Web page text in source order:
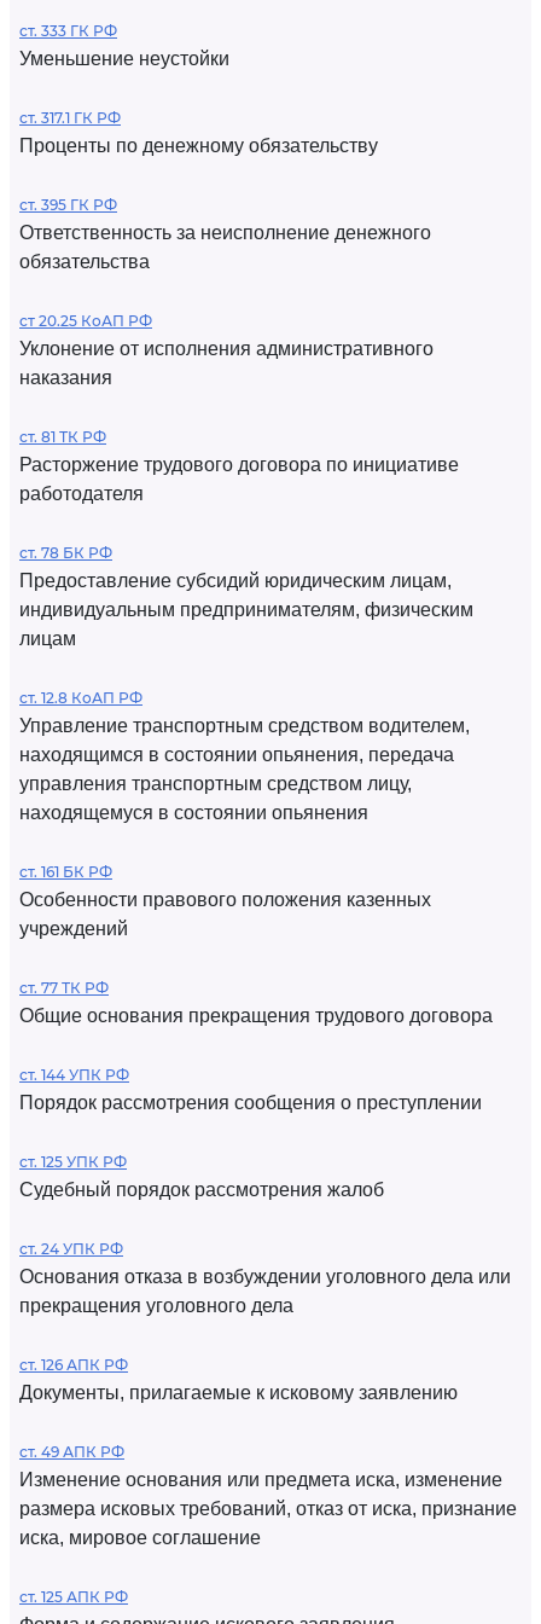
ст. 333 ГК РФ
Уменьшение неустойки
ст. 317.1 ГК РФ
Проценты по денежному обязательству
ст. 395 ГК РФ
Ответственность за неисполнение денежного
обязательства
ст 20.25 КоАП РФ
Уклонение от исполнения административного
наказания
ст. 81 ТК РФ
Расторжение трудового договора по инициативе
работодателя
ст. 78 БК РФ
Предоставление субсидий юридическим лицам,
индивидуальным предпринимателям, физическим
лицам
ст. 12.8 КоАП РФ
Управление транспортным средством водителем,
находящимся в состоянии опьянения, передача
управления транспортным средством лицу,
находящемуся в состоянии опьянения
ст. 161 БК РФ
Особенности правового положения казенных
учреждений
ст. 77 ТК РФ
Общие основания прекращения трудового договора
ст. 144 УПК РФ
Порядок рассмотрения сообщения о преступлении
ст. 125 УПК РФ
Судебный порядок рассмотрения жалоб
ст. 24 УПК РФ
Основания отказа в возбуждении уголовного дела или
прекращения уголовного дела
ст. 126 АПК РФ
Документы, прилагаемые к исковому заявлению
ст. 49 АПК РФ
Изменение основания или предмета иска, изменение
размера исковых требований, отказ от иска, признание
иска, мировое соглашение
ст. 125 АПК РФ